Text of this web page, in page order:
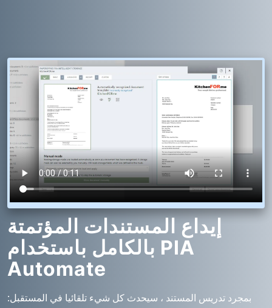
إيداع المستندات المؤتمتة
بالكامل باستخدام PIA
Automate
بمجرد تدريس المستند ، سيحدث كل شيء تلقائيا في المستقبل: